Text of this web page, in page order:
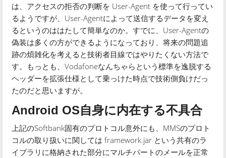
は、アクセスの拒否の判断を User-Agent を使って行ってい
るようですが、User-Agentによって送信するデータを変え
るというのははたして簡単なのか。すでに、User-Agentの
偽装は多くの方ができるようになっており、将来の問題追
跡の煩雑化を考えると技術者目線ではやりたくない方法で
す。もっとも、Vodafoneなんちゃらという標準を逸脱する
ヘッダーを拡張仕様として乗っけた時点で技術側負けだっ
たのだと思いますが。
Android OS自身に内在する不具合
上記のSoftbank固有のプロトコル意外にも、MMSのプロト
コルの取り扱いに関しては framework.jar という共有のラ
イブラリに格納された部分にマルチパートのメールを正常